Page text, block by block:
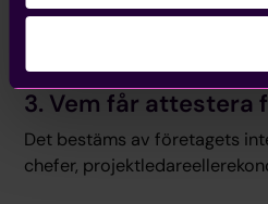
ärstarktrekommenderatsom
3. Vem får attestera
Det bestäms av företagets
chefer,